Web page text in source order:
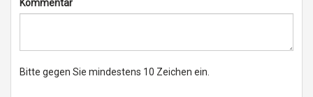
Kommentar
Bitte gegen Sie mindestens 10 Zeichen ein.